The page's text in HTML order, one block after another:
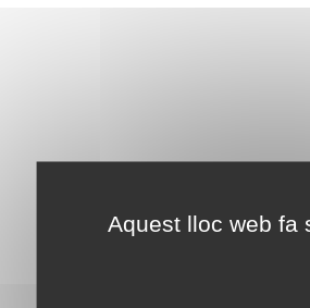
Aquest lloc web fa